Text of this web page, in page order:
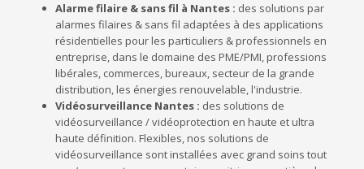
Alarme filaire & sans fil à Nantes : des solutions par
alarmes filaires & sans fil adaptées à des applications
résidentielles pour les particuliers & professionnels en
entreprise, dans le domaine des PME/PMI, professions
libérales, commerces, bureaux, secteur de la grande
distribution, les énergies renouvelable, l'industrie.
Vidéosurveillance Nantes : des solutions de
vidéosurveillance / vidéoprotection en haute et ultra
haute définition. Flexibles, nos solutions de
vidéosurveillance sont installées avec grand soins tout